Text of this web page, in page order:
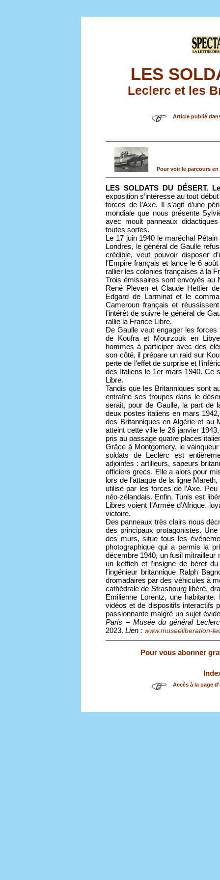
LES
Leclerc et les
Article publié
Pour voir le parcours
LES SOLDATS DU DÉSERT.
exposition s’intéresse au tout
forces de l’Axe. Il s’agit d’une
mondiale que nous présente
avec moult panneaux
toutes sortes.
Le 17 juin 1940 le maréchal
Londres, le général de Gaulle
crédible, veut pouvoir disposer
l’Empire français et lance le 6
rallier les colonies françaises à la
Trois émissaires sont envoyés au
René Pleven et Claude Hettier
Edgard de Larminat et le
Cameroun français et
l’intérêt de suivre le général de
rallie la France Libre.
De Gaulle veut engager les
de Koufra et Mourzouk en
hommes à participer avec des
son côté, il prépare un raid sur
perte de l’effet de surprise et
des Italiens le 1er mars 1940. Ce
Libre.
Tandis que les Britanniques sont
entraîne ses troupes dans le
serait, pour de Gaulle, la part de
deux postes italiens en mars
des Britanniques en Algérie et au
atteint cette ville le 26 janvier
pris au passage quatre places
Grâce à Montgomery, le
soldats de Leclerc est
adjointes : artilleurs, sapeurs
officiers grecs. Elle a alors pour
lors de l’attaque de la ligne
utilisé par les forces de l’Axe.
néo-zélandais. Enfin, Tunis est
Libres voient l’Armée d’Afrique,
victoire.
Des panneaux très clairs nous
des principaux protagonistes.
des murs, situe tous les
photographique qui a permis la
décembre 1940, un fusil
un keffieh et l’insigne de béret
l’ingénieur britannique Ralph
dromadaires par des véhicules à
cathédrale de Strasbourg libéré,
Emilienne Lorentz, une
vidéos et de dispositifs interactifs
passionnante malgré un sujet
Paris – Musée du général
2023. Lien : www.museeliberation-
Pour vous abonner
Accès à la page